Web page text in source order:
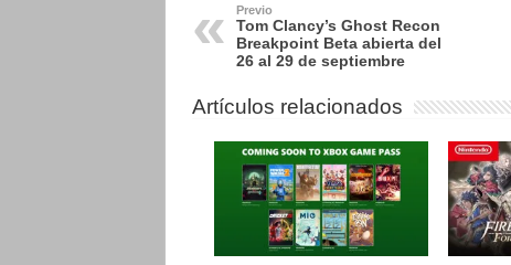
Previo
Tom Clancy’s Ghost Recon
Breakpoint Beta abierta del
26 al 29 de septiembre
Artículos relacionados